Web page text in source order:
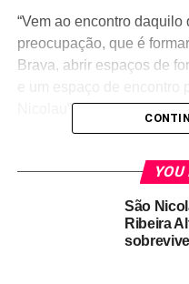
“Vem ao encontro
preocupação, que é
Brava, abrir espaços de
Nicolau”, afirmou.
concelho da Ribeira
dinâmica a favor do MpD.
São
Ribeira